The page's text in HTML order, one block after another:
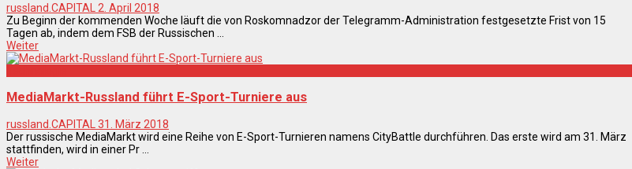
russland.CAPITAL
2. April 2018
Zu Beginn der kommenden Woche läuft die von Roskomnadzor der Telegramm-Administration festgesetzte Frist von 15
Tagen ab, indem dem FSB der Russischen ...
Weiter
MediaMarkt-Russland führt E-Sport-Turniere aus
russland.CAPITAL 31. März 2018
Der russische MediaMarkt wird eine Reihe von E-Sport-Turnieren namens CityBattle durchführen. Das erste wird am 31. März
stattfinden, wird in einer Pr ...
Weiter